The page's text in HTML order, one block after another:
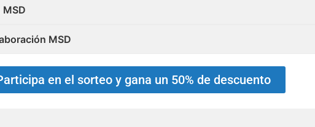
MSD
en el sorteo y gana un 50% de descuento